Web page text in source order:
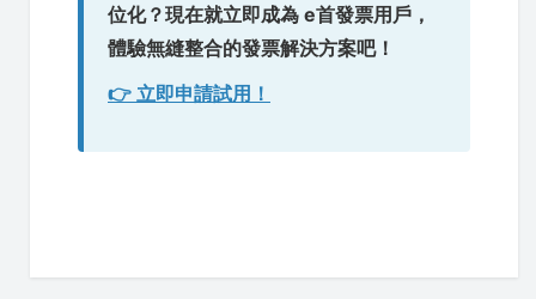
位化？現在就立即成為 e首發票用戶，
體驗無縫整合的發票解決方案吧！
👉 立即申請試用！